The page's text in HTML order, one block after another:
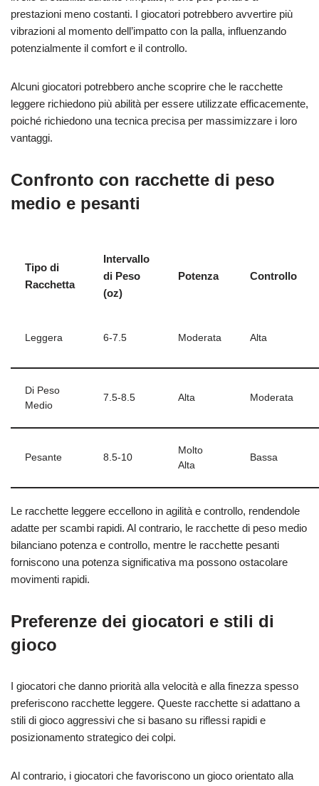
prestazioni meno costanti. I giocatori potrebbero avvertire più
vibrazioni al momento dell’impatto con la palla, influenzando
potenzialmente il comfort e il controllo.
Alcuni giocatori potrebbero anche scoprire che le racchette
leggere richiedono più abilità per essere utilizzate efficacemente,
poiché richiedono una tecnica precisa per massimizzare i loro
vantaggi.
Confronto con racchette di peso
medio e pesanti
Tipo di
Racchetta
Intervallo
di Peso
(oz)
Potenza Controllo
Leggera 6-7.5 Moderata Alta
Di Peso
Medio
7.5-8.5 Alta Moderata
Pesante 8.5-10
Molto
Alta
Bassa
Le racchette leggere eccellono in agilità e controllo, rendendole
adatte per scambi rapidi. Al contrario, le racchette di peso medio
bilanciano potenza e controllo, mentre le racchette pesanti
forniscono una potenza significativa ma possono ostacolare
movimenti rapidi.
Preferenze dei giocatori e stili di
gioco
I giocatori che danno priorità alla velocità e alla finezza spesso
preferiscono racchette leggere. Queste racchette si adattano a
stili di gioco aggressivi che si basano su riflessi rapidi e
posizionamento strategico dei colpi.
Al contrario, i giocatori che favoriscono un gioco orientato alla